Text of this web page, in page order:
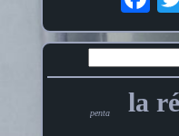
penta la